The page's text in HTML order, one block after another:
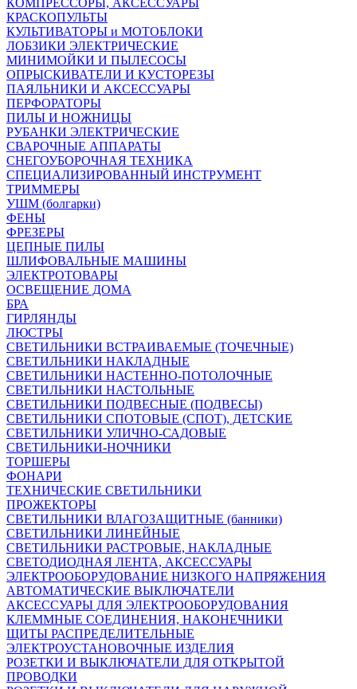
КОМПРЕССОРЫ, АКСЕССУАРЫ
КРАСКОПУЛЬТЫ
КУЛЬТИВАТОРЫ и МОТОБЛОКИ
ЛОБЗИКИ ЭЛЕКТРИЧЕСКИЕ
МИНИМОЙКИ И ПЫЛЕСОСЫ
ОПРЫСКИВАТЕЛИ И КУСТОРЕЗЫ
ПАЯЛЬНИКИ И АКСЕССУАРЫ
ПЕРФОРАТОРЫ
ПИЛЫ И НОЖНИЦЫ
РУБАНКИ ЭЛЕКТРИЧЕСКИЕ
СВАРОЧНЫЕ АППАРАТЫ
СНЕГОУБОРОЧНАЯ ТЕХНИКА
СПЕЦИАЛИЗИРОВАННЫЙ ИНСТРУМЕНТ
ТРИММЕРЫ
УШМ (болгарки)
ФЕНЫ
ФРЕЗЕРЫ
ЦЕПНЫЕ ПИЛЫ
ШЛИФОВАЛЬНЫЕ МАШИНЫ
ЭЛЕКТРОТОВАРЫ
ОСВЕЩЕНИЕ ДОМА
БРА
ГИРЛЯНДЫ
ЛЮСТРЫ
СВЕТИЛЬНИКИ ВСТРАИВАЕМЫЕ (ТОЧЕЧНЫЕ)
СВЕТИЛЬНИКИ НАКЛАДНЫЕ
СВЕТИЛЬНИКИ НАСТЕННО-ПОТОЛОЧНЫЕ
СВЕТИЛЬНИКИ НАСТОЛЬНЫЕ
СВЕТИЛЬНИКИ ПОДВЕСНЫЕ (ПОДВЕСЫ)
СВЕТИЛЬНИКИ СПОТОВЫЕ (СПОТ), ДЕТСКИЕ
СВЕТИЛЬНИКИ УЛИЧНО-САДОВЫЕ
СВЕТИЛЬНИКИ-НОЧНИКИ
ТОРШЕРЫ
ФОНАРИ
ТЕХНИЧЕСКИЕ СВЕТИЛЬНИКИ
ПРОЖЕКТОРЫ
СВЕТИЛЬНИКИ ВЛАГОЗАЩИТНЫЕ (банники)
СВЕТИЛЬНИКИ ЛИНЕЙНЫЕ
СВЕТИЛЬНИКИ РАСТРОВЫЕ, НАКЛАДНЫЕ
СВЕТОДИОДНАЯ ЛЕНТА, АКСЕССУАРЫ
ЭЛЕКТРООБОРУДОВАНИЕ НИЗКОГО НАПРЯЖЕНИЯ
АВТОМАТИЧЕСКИЕ ВЫКЛЮЧАТЕЛИ
АКСЕССУАРЫ ДЛЯ ЭЛЕКТРООБОРУДОВАНИЯ
КЛЕММНЫЕ СОЕДИНЕНИЯ, НАКОНЕЧНИКИ
ЩИТЫ РАСПРЕДЕЛИТЕЛЬНЫЕ
ЭЛЕКТРОУСТАНОВОЧНЫЕ ИЗДЕЛИЯ
РОЗЕТКИ И ВЫКЛЮЧАТЕЛИ ДЛЯ ОТКРЫТОЙ
ПРОВОДКИ